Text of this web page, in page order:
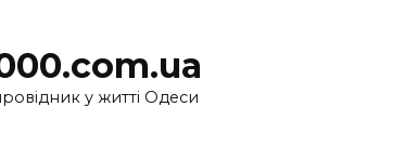
у житті Одеси